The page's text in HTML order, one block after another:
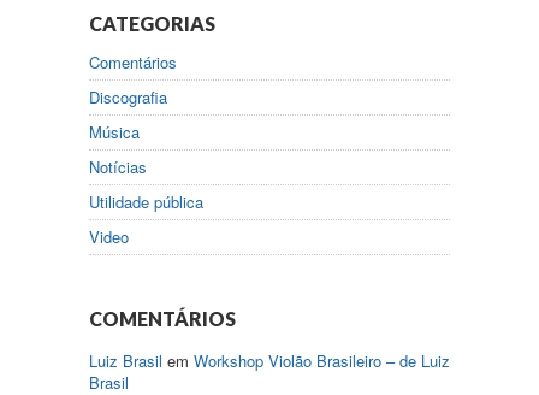
CATEGORIAS
Comentários
Discografia
Música
Notícias
Utilidade pública
Video
COMENTÁRIOS
Luiz Brasil em Workshop Violão Brasileiro – de Luiz
Brasil